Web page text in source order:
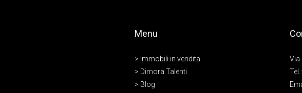
Menu
> Immobili in vendita
> Dimora Talenti
> Blog
Via